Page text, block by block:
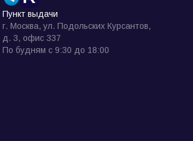
Пункт выдачи
г. Москва, ул. Подольских Курсантов,
д. 3, офис 337
По будням с 9:30 до 18:00